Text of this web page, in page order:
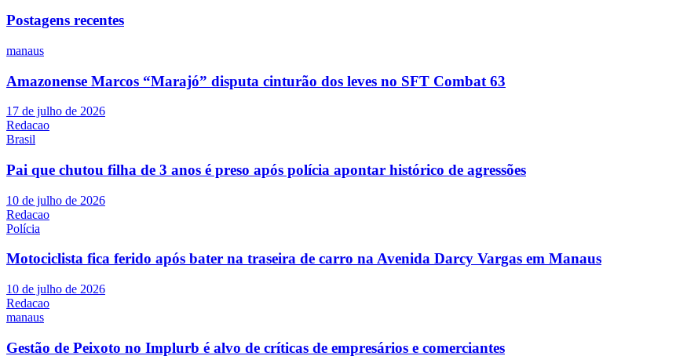
Postagens recentes
manaus
Amazonense Marcos “Marajó” disputa cinturão dos leves no SFT Combat 63
17 de julho de 2026
Redacao
Brasil
Pai que chutou filha de 3 anos é preso após polícia apontar histórico de agressões
10 de julho de 2026
Redacao
Polícia
Motociclista fica ferido após bater na traseira de carro na Avenida Darcy Vargas em Manaus
10 de julho de 2026
Redacao
manaus
Gestão de Peixoto no Implurb é alvo de críticas de empresários e comerciantes